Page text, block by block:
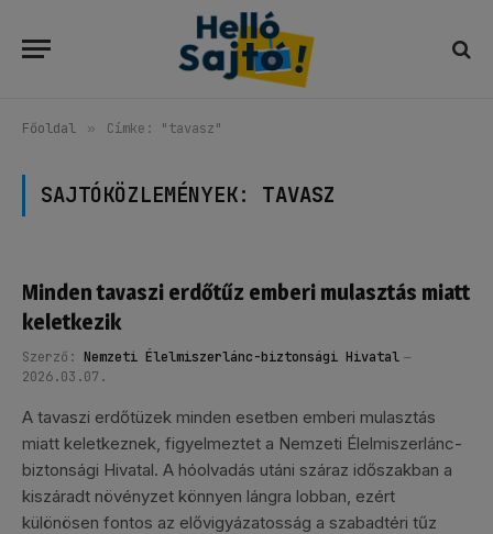
Főoldal » Címke: "tavasz"
SAJTÓKÖZLEMÉNYEK: TAVASZ
Minden tavaszi erdőtűz emberi mulasztás miatt
keletkezik
Szerző: Nemzeti Élelmiszerlánc-biztonsági Hivatal
2026.03.07.
A tavaszi erdőtüzek minden esetben emberi mulasztás
miatt keletkeznek, figyelmeztet a Nemzeti Élelmiszerlánc-
biztonsági Hivatal. A hóolvadás utáni száraz időszakban a
kiszáradt növényzet könnyen lángra lobban, ezért
különösen fontos az elővigyázatosság a szabadtéri tűz